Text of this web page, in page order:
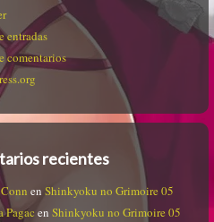
entradas
comentarios
recientes
en Shinkyoku no Grimoire 05
Pagac en Shinkyoku no Grimoire 05